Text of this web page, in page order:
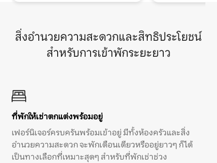
สิ่งอำนวยความสะดวกและสิทธิประโยชน์
สำหรับการเข้าพักระยะยาว
ที่พักให้เช่าตกแต่งพร้อมอยู่
เฟอร์นิเจอร์ครบครันพร้อมเข้าอยู่ มีทั้งห้องครัวและสิ่ง
อำนวยความสะดวก จะพักเดือนเดียวหรืออยู่ยาวๆ ก็ได้
เป็นทางเลือกที่เหมาะสุดๆ สำหรับที่พักเช่าช่วง